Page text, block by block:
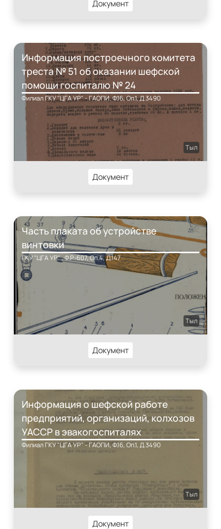
Документ
Информация построечного комитета
треста № 51 об оказании шефской
помощи госпиталю № 24
Филиал ГКУ "ЦГА УР" - ГАОПИ, Ф.16, Оп.1, Д.3490
Тыл
Документ
Часть плаката об устройстве
винтовки
ГКУ "ЦГА УР" , Ф.Р-607, Оп.4, Д.147
Тыл
Документ
Информация о шефской работе
предприятий, организаций, колхозов
УАССР в эвакогоспиталях
Филиал ГКУ "ЦГА УР" - ГАОПИ, Ф.16, Оп.1, Д.3490
Тыл
Документ